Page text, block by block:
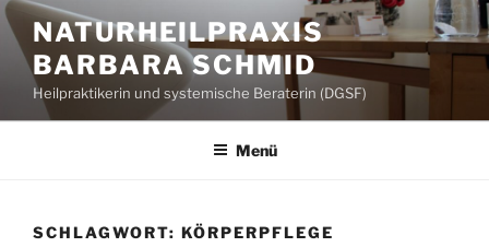
Zum
Inhalt
springen
NATURHEILPRAXIS
BARBARA SCHMID
Heilpraktikerin und systemische Beraterin (DGSF)
Menü
SCHLAGWORT: KÖRPERPFLEGE